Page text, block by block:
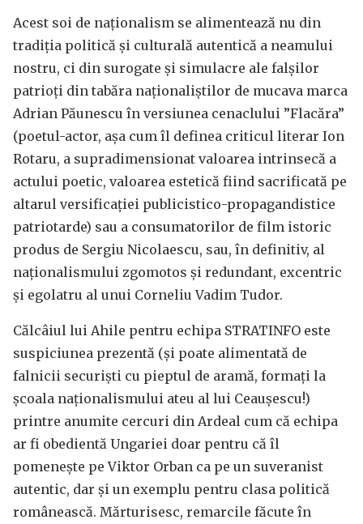
Acest soi de naționalism se alimentează nu din
tradiția politică și culturală autentică a neamului
nostru, ci din surogate și simulacre ale falșilor
patrioți din tabăra naționaliștilor de mucava marca
Adrian Păunescu în versiunea cenaclului ”Flacăra”
(poetul-actor, așa cum îl definea criticul literar Ion
Rotaru, a supradimensionat valoarea intrinsecă a
actului poetic, valoarea estetică fiind sacrificată pe
altarul versificației publicistico-propagandistice
patriotarde) sau a consumatorilor de film istoric
produs de Sergiu Nicolaescu, sau, în definitiv, al
naționalismului zgomotos și redundant, excentric
și egolatru al unui Corneliu Vadim Tudor.
Călcâiul lui Ahile pentru echipa STRATINFO este
suspiciunea prezentă (și poate alimentată de
falnicii securiști cu pieptul de aramă, formați la
școala naționalismului ateu al lui Ceaușescu!)
printre anumite cercuri din Ardeal cum că echipa
ar fi obedientă Ungariei doar pentru că îl
pomenește pe Viktor Orban ca pe un suveranist
autentic, dar și un exemplu pentru clasa politică
românească. Mărturisesc, remarcile făcute în